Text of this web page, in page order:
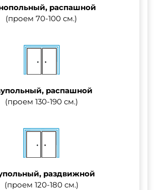
распашной
(проем 70-100 см.)
распашной
(проем 130-190 см.)
раздвижной
(проем 120-180 см.)